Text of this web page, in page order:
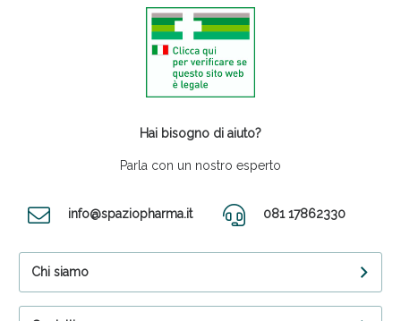
Hai bisogno di aiuto?
Parla con un nostro esperto
info@spaziopharma.it 081 17862330
Chi siamo